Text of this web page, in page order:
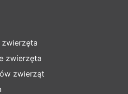
zwierzęta
zwierzęta
zwierząt